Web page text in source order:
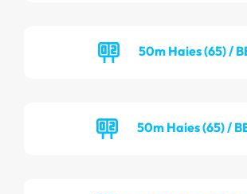
50m Haies (65) /
50m Haies (65) /